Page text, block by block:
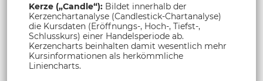
Kerze („Candle“): Bildet innerhalb der
Kerzenchartanalyse (Candlestick-Chartanalyse)
die Kursdaten (Eröffnungs-, Hoch-, Tiefst-,
Schlusskurs) einer Handelsperiode ab.
Kerzencharts beinhalten damit wesentlich mehr
Kursinformationen als herkömmliche
Liniencharts.